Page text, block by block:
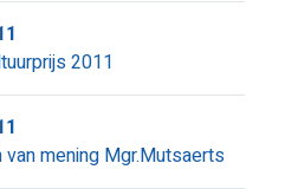
2011
mening Mgr.Mutsaerts